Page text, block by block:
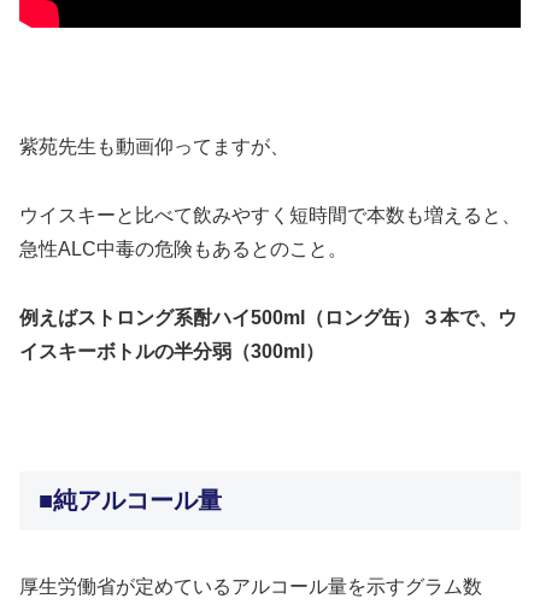
紫苑先生も動画仰ってますが、
ウイスキーと比べて飲みやすく短時間で本数も増えると、
急性ALC中毒の危険もあるとのこと。
例えばストロング系酎ハイ500ml（ロング缶）３本で、ウ
イスキーボトルの半分弱（300ml）
■純アルコール量
厚生労働省が定めているアルコール量を示すグラム数